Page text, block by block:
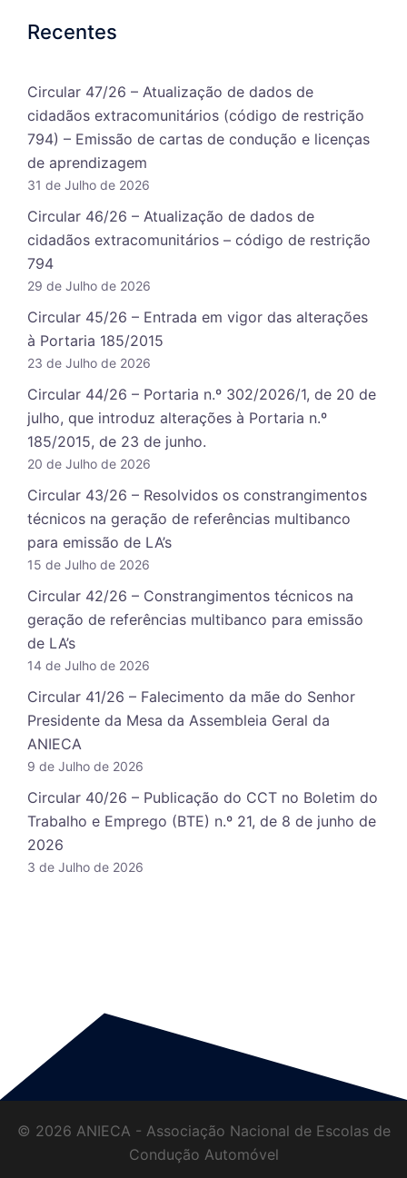
Recentes
Circular 47/26 – Atualização de dados de
cidadãos extracomunitários (código de restrição
794) – Emissão de cartas de condução e licenças
de aprendizagem
31 de Julho de 2026
Circular 46/26 – Atualização de dados de
cidadãos extracomunitários – código de restrição
794
29 de Julho de 2026
Circular 45/26 – Entrada em vigor das alterações
à Portaria 185/2015
23 de Julho de 2026
Circular 44/26 – Portaria n.º 302/2026/1, de 20 de
julho, que introduz alterações à Portaria n.º
185/2015, de 23 de junho.
20 de Julho de 2026
Circular 43/26 – Resolvidos os constrangimentos
técnicos na geração de referências multibanco
para emissão de LA’s
15 de Julho de 2026
Circular 42/26 – Constrangimentos técnicos na
geração de referências multibanco para emissão
de LA’s
14 de Julho de 2026
Circular 41/26 – Falecimento da mãe do Senhor
Presidente da Mesa da Assembleia Geral da
ANIECA
9 de Julho de 2026
Circular 40/26 – Publicação do CCT no Boletim do
Trabalho e Emprego (BTE) n.º 21, de 8 de junho de
2026
3 de Julho de 2026
© 2026 ANIECA - Associação Nacional de Escolas de
Condução Automóvel